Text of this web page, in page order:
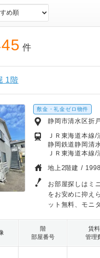
件
1階
敷金・礼金ゼロ物件
静岡市清水区折
ＪＲ東海道本線
静岡鉄道静岡清
ＪＲ東海道本線/
地上2階建 /
お部屋探しはミ
をお安めに抑え
ット無料、モニ
階
部屋番号
賃料
管理